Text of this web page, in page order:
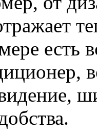
есть